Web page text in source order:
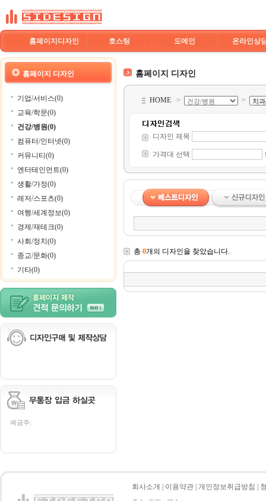
홈페이지디자인 호스팅 도메인 온라인상
홈페이지 디자인
기업/서비스(0)
교육/학문(0)
건강/병원(0)
컴퓨터/인터넷(0)
커뮤니티(0)
엔터테인먼트(0)
생활/가정(0)
레저/스포츠(0)
여행/세계정보(0)
경제/재테크(0)
사회/정치(0)
종교/문화(0)
기타(0)
예금주:
홈페이지 디자인
HOME > >
디자인 제목
가격대 선택
총 0개의 디자인을 찾았습니다.
회사소개 이용약관 개인정보취급방침